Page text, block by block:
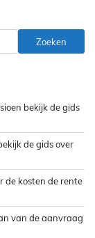
Zoeken
bekijk de gids
de gids over
de kosten de rente
van de aanvraag